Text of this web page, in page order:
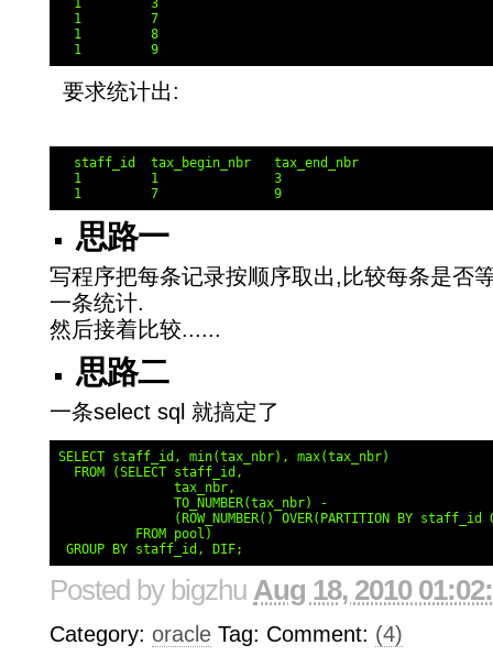
  1         3
  1         7
  1         8
要求统计出:
  staff_id  tax_begin_nbr   tax_end_nbr
  1         1               3
思路一
写程序把每条记录按顺序取出,比较每条是否
一条统计.
然后接着比较......
思路二
一条select sql 就搞定了
SELECT staff_id, min(tax_nbr), max(tax_nbr)
  FROM (SELECT staff_id,
               tax_nbr,
               TO_NUMBER(tax_nbr) -
(ROW_NUMBER() OVER(PARTITION BY staff_id
          FROM pool)
GROUP BY staff_id, DIF;
Posted by bigzhu Aug 18, 2010
Category: oracle Tag: Comment: (4)